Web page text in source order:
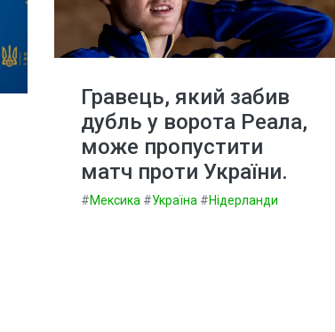
Гравець, який забив
дубль у ворота Реала,
може пропустити
матч проти України.
#Мексика #Україна #Нідерланди